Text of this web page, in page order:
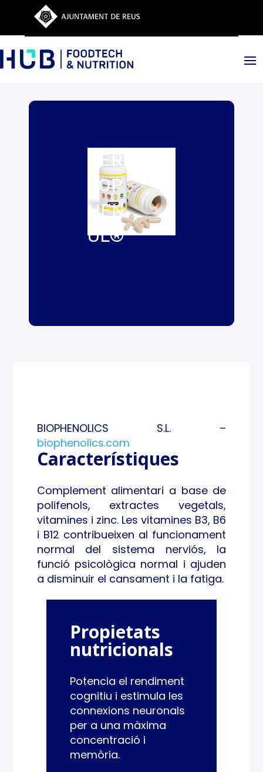
NER
VOP
HEN
OL®
BIOPHENOLICS S.L. –
biophenolics.com
Característiques
Complement alimentari a base de
polifenols, extractes vegetals,
vitamines i zinc. Les vitamines B3, B6
i B12 contribueixen al funcionament
normal del sistema nerviós, la
funció psicològica normal i ajuden
a disminuir el cansament i la fatiga.
Propietats
nutricionals
Potencia el rendiment
cognitiu i estimula les
connexions neuronals
per a una màxima
concentració i
memòria.